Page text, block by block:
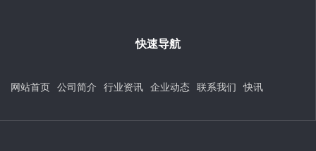
快速导航
网站首页 公司简介 行业资讯 企业动态 联系我们 快讯